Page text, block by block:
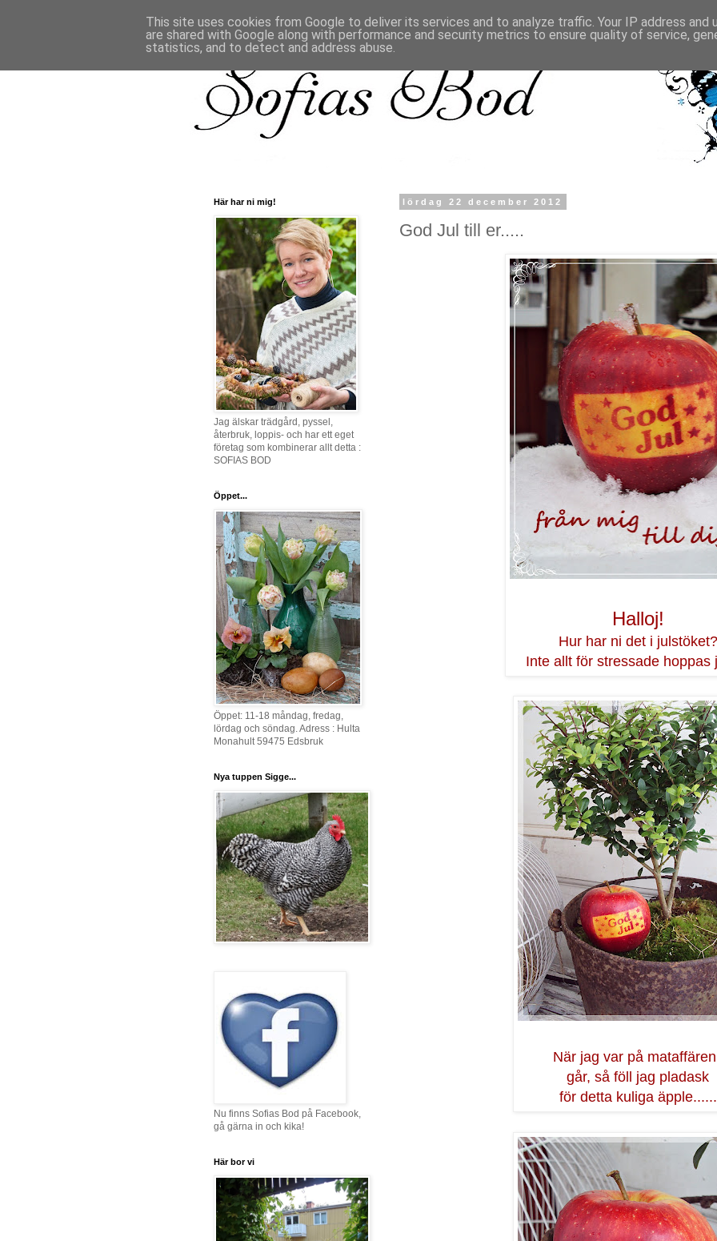
lördag 22 december 2012
God Jul till er.....
Halloj!
Hur har ni det i julstöket?
Inte allt för stressade hoppas
När jag var på
går, så föll jag pladask
för detta kuliga äpple......
Här har ni mig!
Jag älskar trädgård, pyssel,
återbruk, loppis- och har ett eget
företag som kombinerar allt detta :
SOFIAS BOD
Öppet...
Öppet: 11-18 måndag, fredag,
lördag och söndag. Adress : Hulta
Monahult 59475 Edsbruk
Nya tuppen Sigge...
Nu finns Sofias Bod på Facebook,
gå gärna in och kika!
Här bor vi
This site uses cookies from Google to deliver its services and to analyze traffic. Your IP address and
are shared with Google along with performance and security metrics to ensure quality of service,
statistics, and to detect and address abuse.